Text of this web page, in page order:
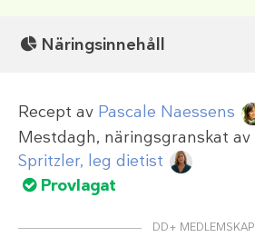
Näringsinnehåll
Recept av Pascale Naessens
Mestdagh, näringsgranskat av
Spritzler, leg dietist
Provlagat
DD+ MEDLEMSKAP